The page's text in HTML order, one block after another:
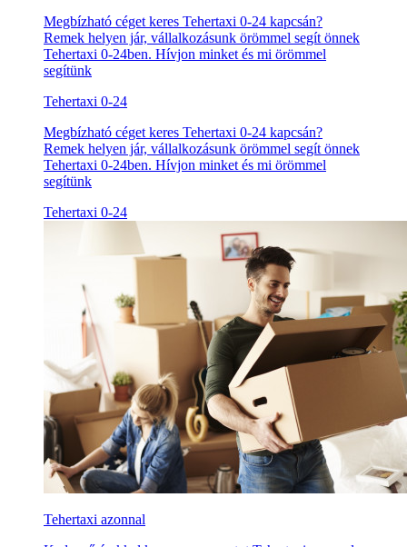
Megbízható céget keres Tehertaxi 0-24 kapcsán?
Remek helyen jár, vállalkozásunk örömmel segít önnek
Tehertaxi 0-24ben. Hívjon minket és mi örömmel
segítünk
Tehertaxi 0-24
Megbízható céget keres Tehertaxi 0-24 kapcsán?
Remek helyen jár, vállalkozásunk örömmel segít önnek
Tehertaxi 0-24ben. Hívjon minket és mi örömmel
segítünk
Tehertaxi 0-24
Tehertaxi azonnal